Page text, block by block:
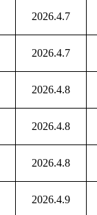
2026.4.7
2026.4.7
2026.4.8
2026.4.8
2026.4.8
2026.4.9